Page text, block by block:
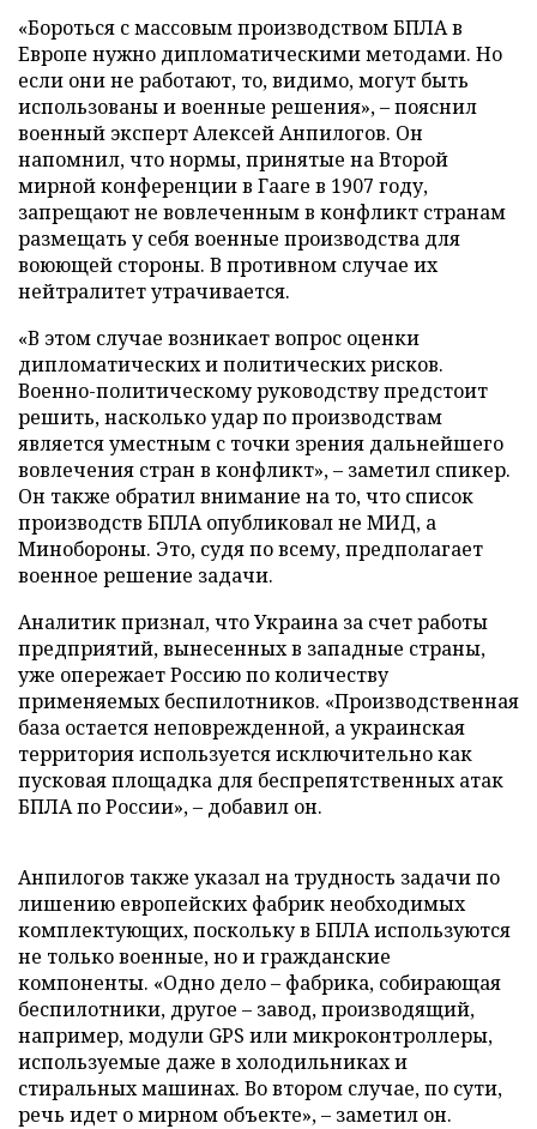
«Бороться с массовым производством БПЛА в
Европе нужно дипломатическими методами. Но
если они не работают, то, видимо, могут быть
использованы и военные решения», – пояснил
военный эксперт Алексей Анпилогов. Он
напомнил, что нормы, принятые на Второй
мирной конференции в Гааге в 1907 году,
запрещают не вовлеченным в конфликт странам
размещать у себя военные производства для
воюющей стороны. В противном случае их
нейтралитет утрачивается.
«В этом случае возникает вопрос оценки
дипломатических и политических рисков.
Военно-политическому руководству предстоит
решить, насколько удар по производствам
является уместным с точки зрения дальнейшего
вовлечения стран в конфликт», – заметил спикер.
Он также обратил внимание на то, что список
производств БПЛА опубликовал не МИД, а
Минобороны. Это, судя по всему, предполагает
военное решение задачи.
Аналитик признал, что Украина за счет работы
предприятий, вынесенных в западные страны,
уже опережает Россию по количеству
применяемых беспилотников. «Производственная
база остается неповрежденной, а украинская
территория используется исключительно как
пусковая площадка для беспрепятственных атак
БПЛА по России», – добавил он.
Анпилогов также указал на трудность задачи по
лишению европейских фабрик необходимых
комплектующих, поскольку в БПЛА используются
не только военные, но и гражданские
компоненты. «Одно дело – фабрика, собирающая
беспилотники, другое – завод, производящий,
например, модули GPS или микроконтроллеры,
используемые даже в холодильниках и
стиральных машинах. Во втором случае, по сути,
речь идет о мирном объекте», – заметил он.